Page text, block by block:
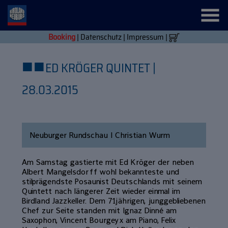
Booking| Datenschutz| Impressum |
■■ED KRÖGER QUINTET |
28.03.2015
Neuburger Rundschau | Christian Wurm
Am Samstag gastierte mit Ed Kröger der neben
Albert Mangelsdorff wohl bekannteste und
stilprägendste Posaunist Deutschlands mit seinem
Quintett nach längerer Zeit wieder einmal im
Birdland Jazzkeller. Dem 71jährigen, junggebliebenen
Chef zur Seite standen mit Ignaz Dinné am
Saxophon, Vincent Bourgeyx am Piano, Felix